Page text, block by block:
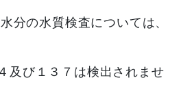
分の水質検査については、
及び１３７は検出されませ